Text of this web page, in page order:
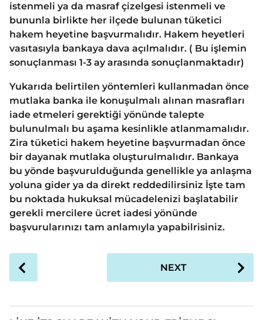
istenmeli ya da masraf çizelgesi istenmeli ve
bununla birlikte her ilçede bulunan tüketici
hakem heyetine başvurmalıdır. Hakem heyetleri
vasıtasıyla bankaya dava açılmalıdır. ( Bu işlemin
sonuçlanması 1-3 ay arasında sonuçlanmaktadır)
Yukarıda belirtilen yöntemleri kullanmadan önce
mutlaka banka ile konuşulmalı alınan masrafları
iade etmeleri gerektiği yönünde talepte
bulunulmalı bu aşama kesinlikle atlanmamalıdır.
Zira tüketici hakem heyetine başvurmadan önce
bir dayanak mutlaka oluşturulmalıdır. Bankaya
bu yönde başvurulduğunda genellikle ya anlaşma
yoluna gider ya da direkt reddedilirsiniz İşte tam
bu noktada hukuksal mücadelenizi başlatabilir
gerekli mercilere ücret iadesi yönünde
başvurularınızı tam anlamıyla yapabilrisiniz.
o
NEXT